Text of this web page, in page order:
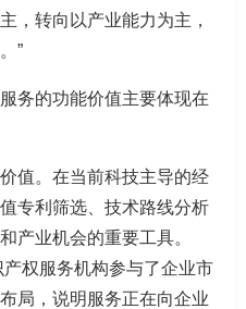
，转向以产业能力为主，
”
务的功能价值主要体现在
值。在当前科技主导的经
专利筛选、技术路线分析
产业机会的重要工具。
权服务机构参与了企业市
局，说明服务正在向企业